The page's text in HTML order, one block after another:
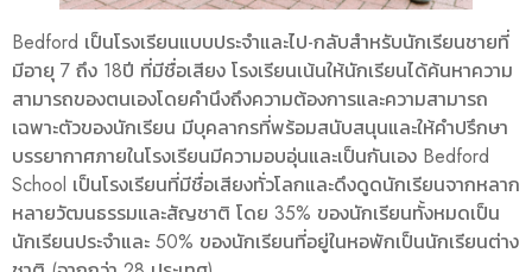
Bedford เป็นโรงเรียนแบบประจำและไป-กลับสำหรับนักเรียนชายที่
มีอายุ 7 ถึง 18ปี ที่มีชื่อเสียง โรงเรียนเน้นให้นักเรียนได้ค้นหาความ
สามารถของตนเองโดยคำนึงถึงความต้องการและความสามารถ
เฉพาะตัวของนักเรียน มีบุคลากรที่พร้อมสนับสนุนและให้คำปรึกษา
บรรยากาศภายในโรงเรียนมีความอบอุ่นและเป็นกันเอง Bedford
School เป็นโรงเรียนที่มีชื่อเสียงทั่วโลกและดึงดูดนักเรียนจากหลาก
หลายวัฒนธรรมและสัญชาติ โดย 35% ของนักเรียนทั้งหมดเป็น
นักเรียนประจำและ 50% ของนักเรียนที่อยู่ในหอพักเป็นนักเรียนต่าง